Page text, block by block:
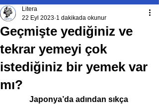
Geçmişte yediğiniz ve
tekrar yemeyi çok
istediğiniz bir yemek var
mı?
Litera
22 Eyl 2023 1 dakikada okunur
Japonya’da adından sıkça